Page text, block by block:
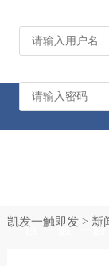
一触 一触 一触
凯发一触即发> 新